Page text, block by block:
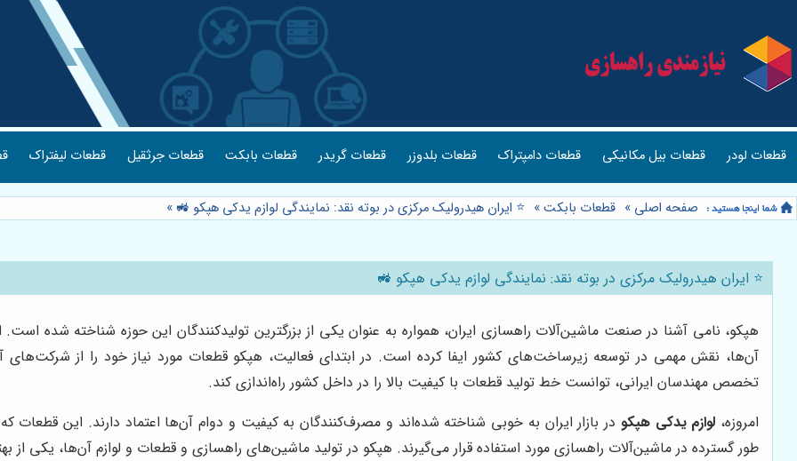
قطعات لودر قطعات بیل مکانیکی قطعات دامپتراک قطعات بلدوزر قطعات گریدر قطعات بابکت قطعات جرثقیل قطعات لیفتراک
صفحه اصلی » قطعات بابکت» ⭐️ ایران هیدرولیک مرکزی در بوته نقد: نمایندگی لوازم یدکی هپکو 🚜 »
⭐️ ایران هیدرولیک مرکزی در بوته نقد: نمایندگی لوازم یدکی هپکو 🚜
هپکو، نامی آشنا در صنعت ماشین‌آلات راهسازی ایران، همواره به عنوان یکی از بزرگترین تولیدکنندگان این حوزه شناخته شده
آن‌ها، نقش مهمی در توسعه زیرساخت‌های کشور ایفا کرده است. در ابتدای فعالیت، هپکو قطعات مورد نیاز خود را از شرکت‌های
تخصص مهندسان ایرانی، توانست خط تولید قطعات با کیفیت بالا را در داخل کشور راه‌اندازی کند.
امروزه، لوازم یدکی هپکو در بازار ایران به خوبی شناخته شده‌اند و مصرف‌کنندگان به کیفیت و دوام آن‌ها اعتماد دارند. این
طور گسترده در ماشین‌آلات راهسازی مورد استفاده قرار می‌گیرند. هپکو در تولید ماشین‌های راهسازی و قطعات و لوازم آن‌ها، یکی